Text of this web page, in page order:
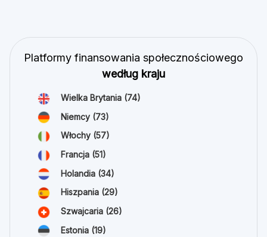
Platformy finansowania społecznościowego
według kraju
Wielka Brytania (74)
Niemcy (73)
Włochy (57)
Francja (51)
Holandia (34)
Hiszpania (29)
Szwajcaria (26)
Estonia (19)